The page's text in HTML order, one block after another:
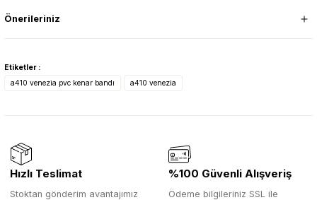
Önerileriniz
Etiketler :
a410 venezia pvc kenar bandı
a410 venezia
Hızlı Teslimat
Stoktan gönderim avantajımız
%100 Güvenli Alışveriş
Ödeme bilgileriniz SSL ile